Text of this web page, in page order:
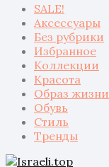
SALE!
Аксессуары
Без рубрики
Избранное
Коллекции
Красота
Образ жизни
Обувь
Стиль
Тренды